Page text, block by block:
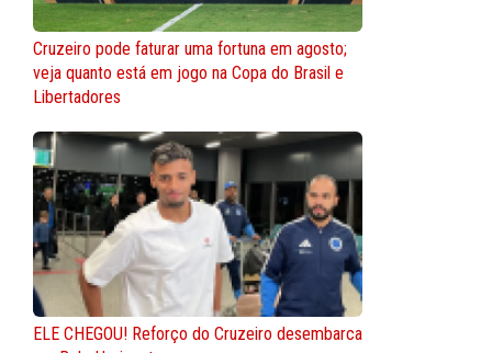
Cruzeiro pode faturar uma fortuna em agosto;
veja quanto está em jogo na Copa do Brasil e
Libertadores
ELE CHEGOU! Reforço do Cruzeiro desembarca